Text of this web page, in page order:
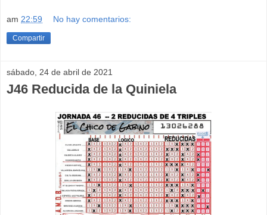
am 22:59 No hay comentarios:
Compartir
sábado, 24 de abril de 2021
J46 Reducida de la Quiniela